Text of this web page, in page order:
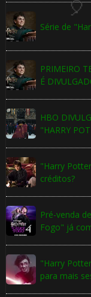
Série de
PRIMEIRO
É
HBO
"HARRY
"Harry
créditos?
Pré-venda
Fogo" já
"Harry
para mais